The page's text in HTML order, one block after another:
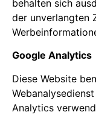
behalten sich
der unverlangten
Google Analytics
Diese Website
Analytics